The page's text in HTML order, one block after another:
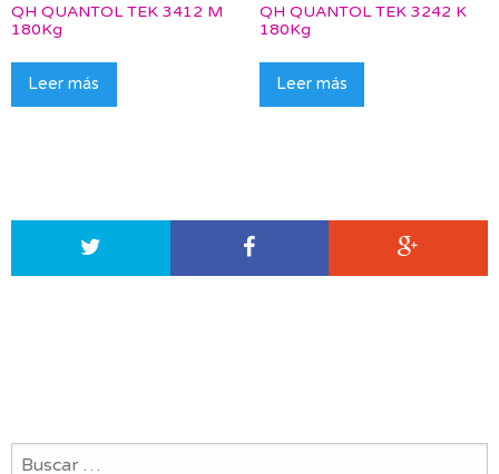
QH QUANTOL TEK 3412 M
180Kg
Leer más
QH QUANTOL TEK 3242 K
180Kg
Leer más